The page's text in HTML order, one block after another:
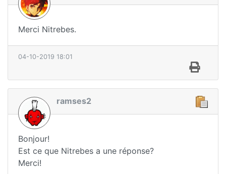
Merci Nitrebes.
04-10-2019 18:01
ramses2
Bonjour!
Est ce que Nitrebes a une réponse?
Merci!